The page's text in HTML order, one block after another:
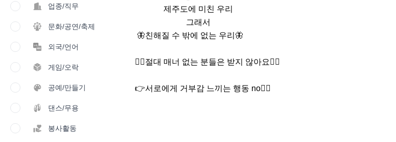
업종/직무
문화/공연/축제
외국/언어
게임/오락
공예/만들기
댄스/무용
봉사활동
🙅‍♀️절대 매너 없는 분들은 받지 않아요🙅‍♂️
👉서로에게 거부감 느끼는 행동 no🙅‍♀️